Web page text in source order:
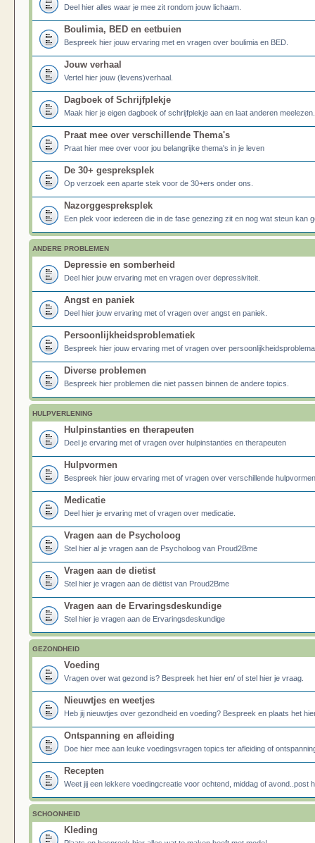
Deel hier alles waar je mee zit rondom jouw lichaam.
Boulimia, BED en eetbuien
Bespreek hier jouw ervaring met en vragen over boulimia en BED.
Jouw verhaal
Vertel hier jouw (levens)verhaal.
Dagboek of Schrijfplekje
Maak hier je eigen dagboek of schrijfplekje aan en laat anderen meelezen.
Praat mee over verschillende Thema's
Praat hier mee over voor jou belangrijke thema's in je leven
De 30+ gespreksplek
Op verzoek een aparte stek voor de 30+ers onder ons.
Nazorggespreksplek
Een plek voor iedereen die in de fase genezing zit en nog wat steun kan
ANDERE PROBLEMEN
Depressie en somberheid
Deel hier jouw ervaring met en vragen over depressiviteit.
Angst en paniek
Deel hier jouw ervaring met of vragen over angst en paniek.
Persoonlijkheidsproblematiek
Bespreek hier jouw ervaring met of vragen over
Diverse problemen
Bespreek hier problemen die niet passen binnen de andere topics.
HULPVERLENING
Hulpinstanties en therapeuten
Deel je ervaring met of vragen over hulpinstanties en therapeuten
Hulpvormen
Bespreek hier jouw ervaring met of vragen over verschillende
Medicatie
Deel hier je ervaring met of vragen over medicatie.
Vragen aan de Psycholoog
Stel hier al je vragen aan de Psycholoog van Proud2Bme
Vragen aan de dietist
Stel hier je vragen aan de diëtist van Proud2Bme
Vragen aan de Ervaringsdeskundige
Stel hier je vragen aan de Ervaringsdeskundige
GEZONDHEID
Voeding
Vragen over wat gezond is? Bespreek het hier en/ of stel hier je vraag.
Nieuwtjes en weetjes
Heb jij nieuwtjes over gezondheid en voeding? Bespreek en plaats het
Ontspanning en afleiding
Doe hier mee aan leuke voedingsvragen topics ter afleiding of
Recepten
Weet jij een lekkere voedingcreatie voor ochtend, middag of avond..post
SCHOONHEID
Kleding